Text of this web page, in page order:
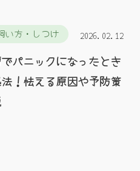
い方・しつけ 2026.02.12
パニックになったとき
！怯える原因や予防策